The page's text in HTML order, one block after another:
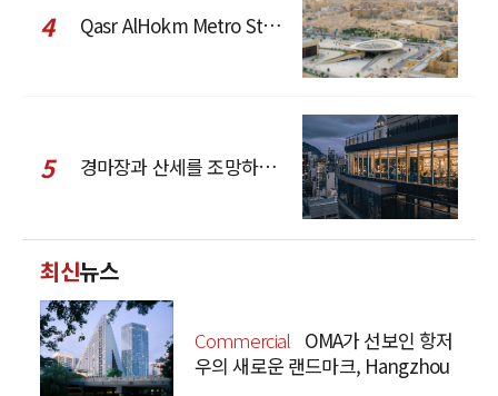
4 Qasr AlHokm Metro Station, 구도심과 현대 공공 인프라의 접점을 제안하다
5 경마장과 산세를 조망하는 CCD Hong Kong Creative Center
최신뉴스
Commercial OMA가 선보인 항저
우의 새로운 랜드마크, Hangzhou